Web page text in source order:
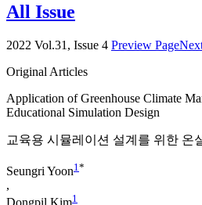
All Issue
2022 Vol.31, Issue 4 Preview Page
Original Articles
Application of Greenhouse Climate
Educational Simulation Design
교육용 시뮬레이션 설계를 위한 온
Seungri Yoon1 *
,
1